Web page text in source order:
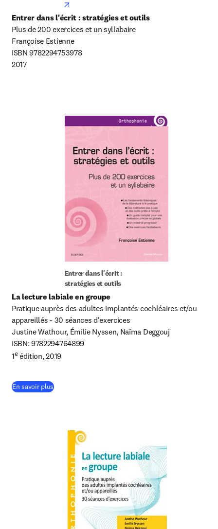
Entrer dans l'écrit : stratégies et outils
Plus de 200 exercices et un syllabaire
Françoise Estienne
ISBN 9782294753978
2017
Entrer dans l'écrit :
stratégies et outils
La lecture labiale en groupe
Pratique auprès des adultes implantés cochléaires et/ou
appareillés - 30 séances d'exercices
Justine Wathour, Émilie Nyssen, Naïma Deggouj
ISBN: 9782294764899
1e édition, 2019
En savoir plus(